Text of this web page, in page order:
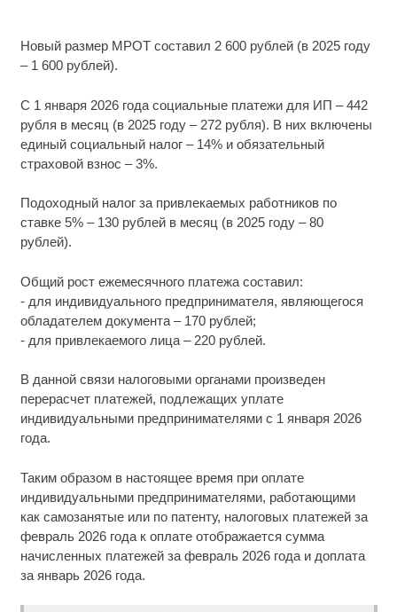
Новый размер МРОТ составил 2 600 рублей (в 2025 году
– 1 600 рублей).
С 1 января 2026 года социальные платежи для ИП – 442
рубля в месяц (в 2025 году – 272 рубля). В них включены
единый социальный налог – 14% и обязательный
страховой взнос – 3%.
Подоходный налог за привлекаемых работников по
ставке 5% – 130 рублей в месяц (в 2025 году – 80
рублей).
Общий рост ежемесячного платежа составил:
- для индивидуального предпринимателя, являющегося
обладателем документа – 170 рублей;
- для привлекаемого лица – 220 рублей.
В данной связи налоговыми органами произведен
перерасчет платежей, подлежащих уплате
индивидуальными предпринимателями с 1 января 2026
года.
Таким образом в настоящее время при оплате
индивидуальными предпринимателями, работающими
как самозанятые или по патенту, налоговых платежей за
февраль 2026 года к оплате отображается сумма
начисленных платежей за февраль 2026 года и доплата
за январь 2026 года.